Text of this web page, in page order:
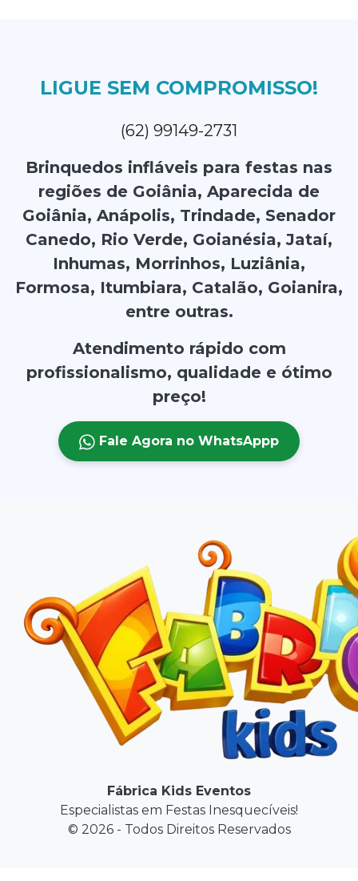
LIGUE SEM COMPROMISSO!
(62) 99149-2731
Brinquedos infláveis para festas nas
regiões de Goiânia, Aparecida de
Goiânia, Anápolis, Trindade, Senador
Canedo, Rio Verde, Goianésia, Jataí,
Inhumas, Morrinhos, Luziânia,
Formosa, Itumbiara, Catalão, Goianira,
entre outras.
Atendimento rápido com
profissionalismo, qualidade e ótimo
preço!
Fale Agora no WhatsAppp
Fábrica Kids Eventos
Especialistas em Festas Inesquecíveis!
© 2026 - Todos Direitos Reservados